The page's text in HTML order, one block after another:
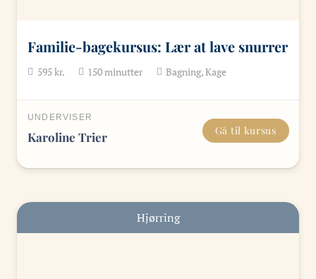
Familie-bagekursus: Lær at lave snurrer
595kr. 150minutter Bagning, Kage
UNDERVISER
Karoline Trier Gå til kursus
Hjørring